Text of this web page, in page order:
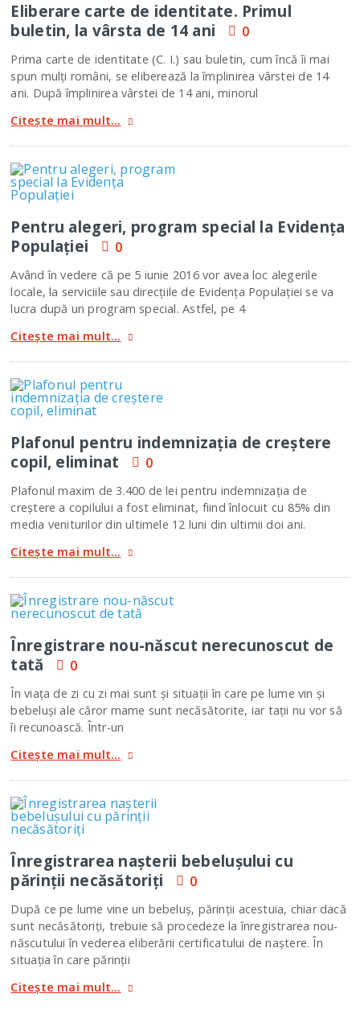
Eliberare carte de identitate. Primul
buletin, la vârsta de 14 ani
0
Prima carte de identitate (C. I.) sau buletin, cum încă îi mai
spun mulţi români, se eliberează la împlinirea vârstei de 14
ani. După împlinirea vârstei de 14 ani, minorul
Citește mai mult...
Pentru alegeri, program special la Evidenţa
Populaţiei
0
Având în vedere că pe 5 iunie 2016 vor avea loc alegerile
locale, la serviciile sau direcţiile de Evidenţa Populaţiei se va
lucra după un program special. Astfel, pe 4
Citește mai mult...
Plafonul pentru indemnizaţia de creştere
copil, eliminat
0
Plafonul maxim de 3.400 de lei pentru indemnizaţia de
creştere a copilului a fost eliminat, fiind înlocuit cu 85% din
media veniturilor din ultimele 12 luni din ultimii doi ani.
Citește mai mult...
Înregistrare nou-născut nerecunoscut de
tată
0
În viața de zi cu zi mai sunt și situații în care pe lume vin și
bebeluși ale căror mame sunt necăsătorite, iar tații nu vor să
îi recunoască. Într-un
Citește mai mult...
Înregistrarea nașterii bebelușului cu
părinții necăsătoriți
0
După ce pe lume vine un bebeluș, părinții acestuia, chiar dacă
sunt necăsătoriți, trebuie să procedeze la înregistrarea nou-
născutului în vederea eliberării certificatului de naștere. În
situația în care părinții
Citește mai mult...